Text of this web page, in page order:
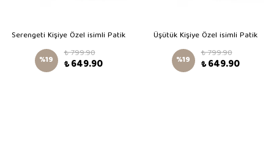
Serengeti Kişiye Özel isimli Patik
%19 ₺ 799.90
₺ 649.90
Üşütük Kişiye Özel isimli Patik
%19 ₺ 799.90
₺ 649.90